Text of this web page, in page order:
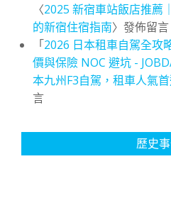
〈2025 新宿車站飯店推薦
的新宿住宿指南〉發佈留言
「2026 日本租車自駕全攻
價與保險 NOC 避坑 -
本九州F3自駕，租車人氣
言
歷史